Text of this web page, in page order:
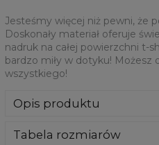
Jesteśmy więcej niż pewni, że
Doskonały materiał oferuje
nadruk na całej powierzchni t-
bardzo miły w dotyku! Możesz
wszystkiego!
Opis produktu
Doskonały materiał oferuje
Tabela rozmiarów